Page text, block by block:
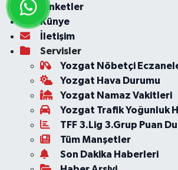
Anketler
Künye
İletişim
Servisler
Yozgat Nöbetçi
Yozgat Hava Durumu
Yozgat Namaz Vakitleri
Yozgat Trafik Yoğunluk
TFF 3.Lig 3.Grup Puan
Tüm Manşetler
Son Dakika Haberleri